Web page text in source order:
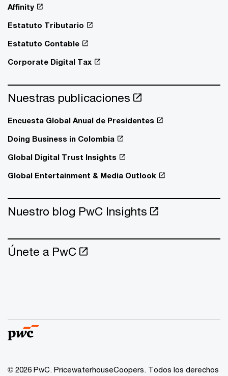
Affinity
Estatuto Tributario
Estatuto Contable
Corporate Digital Tax
Nuestras publicaciones
Encuesta Global Anual de Presidentes
Doing Business in Colombia
Global Digital Trust Insights
Global Entertainment & Media Outlook
Nuestro blog PwC Insights
Únete a PwC
© 2026 PwC. PricewaterhouseCoopers. Todos los derechos